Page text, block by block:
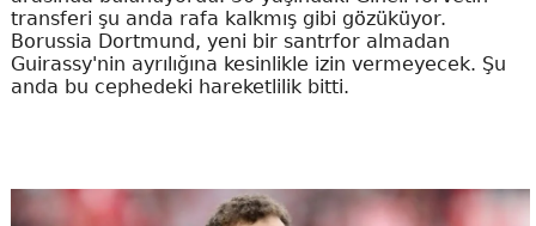
transferi şu anda rafa kalkmış gibi gözüküyor.
Borussia Dortmund, yeni bir santrfor almadan
Guirassy'nin ayrılığına kesinlikle izin vermeyecek. Şu
anda bu cephedeki hareketlilik bitti.